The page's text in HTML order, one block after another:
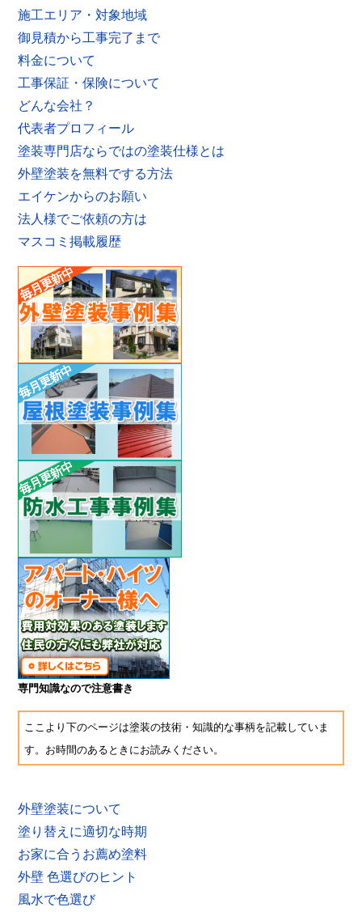
施工エリア・対象地域
御見積から工事完了まで
料金について
工事保証・保険について
どんな会社？
代表者プロフィール
塗装専門店ならではの塗装仕様とは
外壁塗装を無料でする方法
エイケンからのお願い
法人様でご依頼の方は
マスコミ掲載履歴
専門知識なので注意書き
ここより下のページは塗装の技術・知識的な事柄を記載していま
す。お時間のあるときにお読みください。
外壁塗装について
塗り替えに適切な時期
お家に合うお薦め塗料
外壁 色選びのヒント
風水で色選び